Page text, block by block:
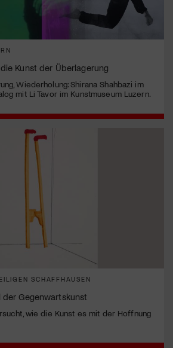
Kunst der Überlagerung
Wiederholung: Shirana Shahbazi im
mit Li Tavor im Kunstmuseum Luzern.
SCHAFFHAUSEN
Gegenwartskunst
wie die Kunst es mit der Hoffnung